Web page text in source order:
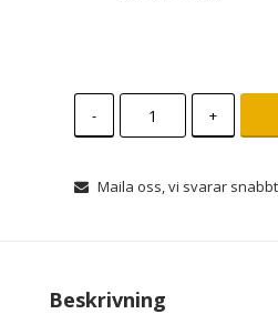
- +
Maila oss, vi svarar
Beskrivning